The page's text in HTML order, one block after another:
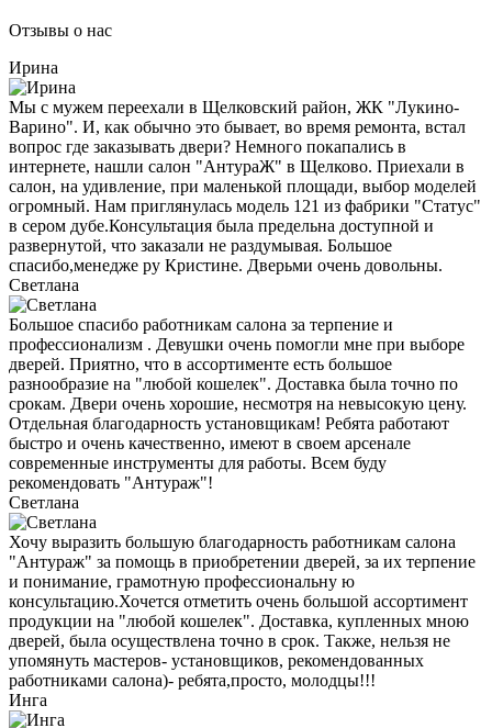
Отзывы о нас
Ирина
Мы с мужем переехали в Щелковский район, ЖК "Лукино-
Варино". И, как обычно это бывает, во время ремонта, встал
вопрос где заказывать двери? Немного покапались в
интернете, нашли салон "АнтураЖ" в Щелково. Приехали в
салон, на удивление, при маленькой площади, выбор моделей
огромный. Нам приглянулась модель 121 из фабрики "Статус"
в сером дубе.Консультация была предельна доступной и
развернутой, что заказали не раздумывая. Большое
спасибо,менедже ру Кристине. Дверьми очень довольны.
Светлана
Большое спасибо работникам салона за терпение и
профессионализм . Девушки очень помогли мне при выборе
дверей. Приятно, что в ассортименте есть большое
разнообразие на "любой кошелек". Доставка была точно по
срокам. Двери очень хорошие, несмотря на невысокую цену.
Отдельная благодарность установщикам! Ребята работают
быстро и очень качественно, имеют в своем арсенале
современные инструменты для работы. Всем буду
рекомендовать "Антураж"!
Светлана
Хочу выразить большую благодарность работникам салона
"Антураж" за помощь в приобретении дверей, за их терпение
и понимание, грамотную профессиональну ю
консультацию.Хочется отметить очень большой ассортимент
продукции на "любой кошелек". Доставка, купленных мною
дверей, была осуществлена точно в срок. Также, нельзя не
упомянуть мастеров- установщиков, рекомендованных
работниками салона)- ребята,просто, молодцы!!!
Инга